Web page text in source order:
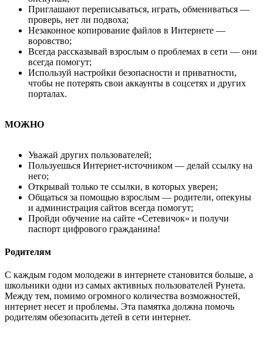
Приглашают переписываться, играть, обмениваться —
проверь, нет ли подвоха;
Незаконное копирование файлов в Интернете —
воровство;
Всегда рассказывай взрослым о проблемах в сети — они
всегда помогут;
Используй настройки безопасности и приватности,
чтобы не потерять свои аккаунты в соцсетях и других
порталах.
МОЖНО
Уважай других пользователей;
Пользуешься Интернет-источником — делай ссылку на
него;
Открывай только те ссылки, в которых уверен;
Общаться за помощью взрослым — родители, опекуны
и администрация сайтов всегда помогут;
Пройди обучение на сайте «Сетевичок» и получи
паспорт цифрового гражданина!
Родителям
С каждым годом молодежи в интернете становится больше, а
школьники одни из самых активных пользователей Рунета.
Между тем, помимо огромного количества возможностей,
интернет несет и проблемы. Эта памятка должна помочь
родителям обезопасить детей в сети интернет.